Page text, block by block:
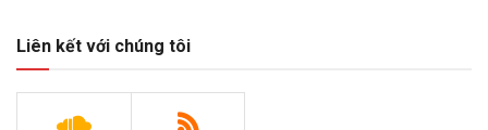
Liên kết với chúng tôi